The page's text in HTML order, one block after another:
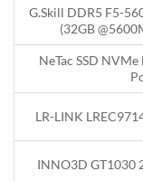
G.Skill DDR5 F5-
NeTac SSD
LR-LINK
INNO3D GT1030